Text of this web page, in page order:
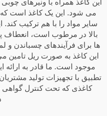
این کاغذ همراه با ونیرهای
می شود. این یک کاغذ است که
سایر مواد را با هم ترکیب
بالا در مرطوب است، انعطاف
ها برای فرآیندهای چسباندن و
این کاغذ به صورت ریل تامین
موجود است. ما قادر به ارائه
تطبیق با تجهیزات تولید
کاغذی که تحت کنترل گواهی